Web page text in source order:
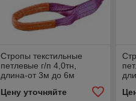
Стропы текстильные
петлевые г/п 4,0тн,
длина-от 3м до 6м
Цену уточняйте